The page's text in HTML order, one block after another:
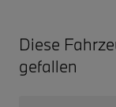
Diese
gefallen